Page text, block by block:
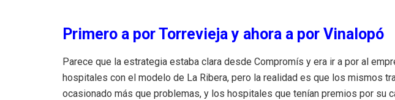
Primero a por Torrevieja y ahora a por Vinalopó
Parece que la estrategia estaba clara desde Compromís y era ir a por al
hospitales con el modelo de La Ribera, pero la realidad es que los mismos
ocasionado más que problemas, y los hospitales que tenían premios por su